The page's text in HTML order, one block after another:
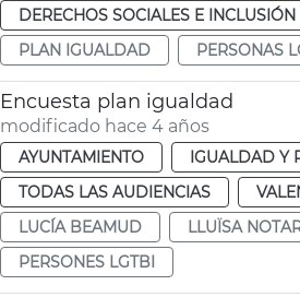
DERECHOS SOCIALES E INCLUSIÓN
PLAN IGUALDAD
PERSONAS
Encuesta plan igualdad
modificado hace 4 años
AYUNTAMIENTO IGUALDAD Y
TODAS LAS AUDIENCIAS
LUCÍA BEAMUD
LLUÏSA
PERSONES LGTBI